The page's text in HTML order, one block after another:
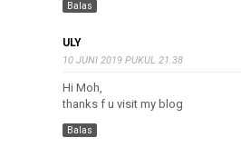
Balas
ULY
10 JUNI 2019 PUKUL 21.38
Hi Moh,
thanks f u visit my blog
Balas